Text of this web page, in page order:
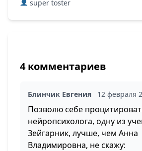
super toster
4 комментариев
Блинчик Евгения 12 февраля
Позволю себе
нейропсихолога, одну из
Зейгарник, лучше, чем Анна
Владимировна, не скажу: